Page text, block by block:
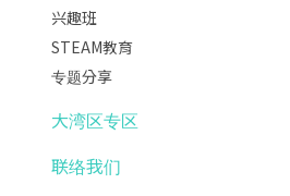
兴趣班
STEAM教育
专题分享
大湾区专区
联络我们